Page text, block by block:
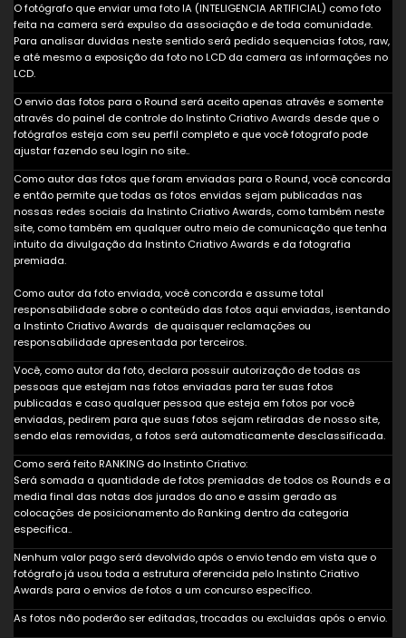
O fotógrafo que enviar uma foto IA (INTELIGENCIA ARTIFICIAL) como foto
feita na camera será expulso da associação e de toda comunidade.
Para analisar duvidas neste sentido será pedido sequencias fotos, raw,
e até mesmo a exposição da foto no LCD da camera as informações no
LCD.
O envio das fotos para o Round será aceito apenas através e somente
através do painel de controle do Instinto Criativo Awards desde que o
fotógrafos esteja com seu perfil completo e que você fotografo pode
ajustar fazendo seu login no site..
Como autor das fotos que foram enviadas para o Round, você concorda
e então permite que todas as fotos envidas sejam publicadas nas
nossas redes sociais da Instinto Criativo Awards, como também neste
site, como também em qualquer outro meio de comunicação que tenha
intuito da divulgação da Instinto Criativo Awards e da fotografia
premiada.
Como autor da foto enviada, você concorda e assume total
responsabilidade sobre o conteúdo das fotos aqui enviadas, isentando
a Instinto Criativo Awards de quaisquer reclamações ou
responsabilidade apresentada por terceiros.
Você, como autor da foto, declara possuir autorização de todas as
pessoas que estejam nas fotos enviadas para ter suas fotos
publicadas e caso qualquer pessoa que esteja em fotos por você
enviadas, pedirem para que suas fotos sejam retiradas de nosso site,
sendo elas removidas, a fotos será automaticamente desclassificada.
Como será feito RANKING do Instinto Criativo:
Será somada a quantidade de fotos premiadas de todos os Rounds e a
media final das notas dos jurados do ano e assim gerado as
colocações de posicionamento do Ranking dentro da categoria
especifica..
Nenhum valor pago será devolvido após o envio tendo em vista que o
fotógrafo já usou toda a estrutura oferencida pelo Instinto Criativo
Awards para o envios de fotos a um concurso específico.
As fotos não poderão ser editadas, trocadas ou excluidas após o envio.